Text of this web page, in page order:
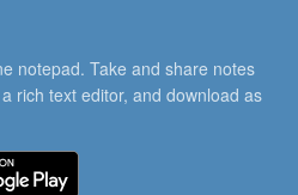
notepad. Take and share notes
rich text editor, and download as